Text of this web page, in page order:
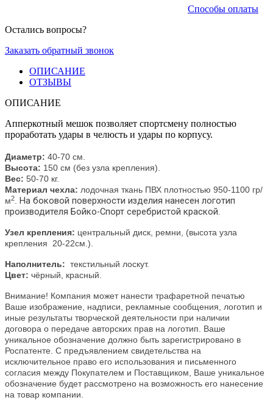
Способы оплаты
Остались вопросы?
Заказать обратный звонок
ОПИСАНИЕ
ОТЗЫВЫ
ОПИСАНИЕ
Апперкотный мешок позволяет спортсмену полностью
проработать удары в челюсть и удары по корпусу.
Диаметр: 40-70 см.
Высота: 150 см (без узла крепления).
Вес: 50-70 кг.
Материал чехла: лодочная ткань ПВХ плотностью 950-1100 гр/
м2
На боковой поверхности изделия нанесен логотип
производителя Бойко-Спорт серебристой краской.
Узел крепления: центральный диск, ремни, (высота узла
крепления 20-22см.).
Наполнитель: текстильный лоскут.
Цвет: чёрный, красный.
Внимание! Компания может нанести трафаретной печатью
Ваше изображение, надписи, рекламные сообщения, логотип и
иные результаты творческой деятельности при наличии
договора о передаче авторских прав на логотип. Ваше
уникальное обозначение должно быть зарегистрировано в
Роспатенте. С предъявлением свидетельства на
исключительное право его использования и письменного
согласия между Покупателем и Поставщиком, Ваше уникальное
обозначение будет рассмотрено на возможность его нанесение
на товар компании.